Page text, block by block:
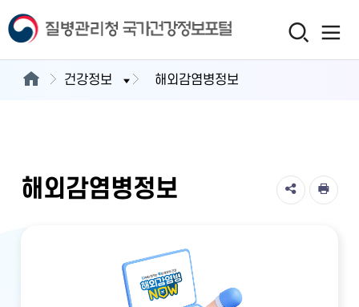
건강정보 해외감염병정보
해외감염병정보